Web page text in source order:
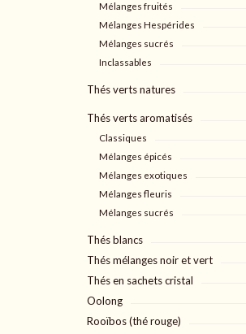
Mélanges fruités
Mélanges Hespérides
Mélanges sucrés
Inclassables
Thés verts natures
Thés verts aromatisés
Classiques
Mélanges épicés
Mélanges exotiques
Mélanges fleuris
Mélanges sucrés
Thés blancs
Thés mélanges noir et vert
Thés en sachets cristal
Oolong
Rooïbos (thé rouge)